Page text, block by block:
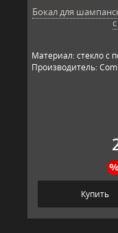
Бокал для
Материал: стекло с
Производитель:
Купить